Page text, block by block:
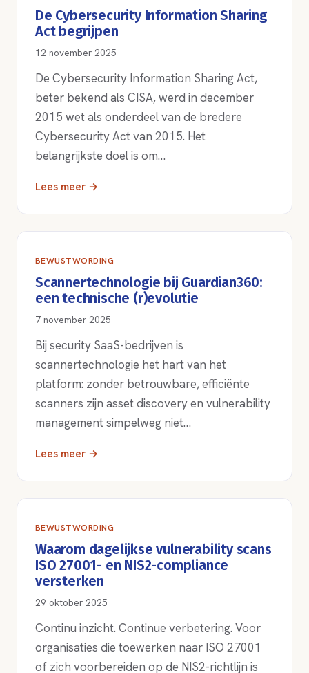
De Cybersecurity Information Sharing
Act begrijpen
12 november 2025
De Cybersecurity Information Sharing Act,
beter bekend als CISA, werd in december
2015 wet als onderdeel van de bredere
Cybersecurity Act van 2015. Het
belangrijkste doel is om…
Lees meer →
BEWUSTWORDING
Scannertechnologie bij Guardian360:
een technische (r)evolutie
7 november 2025
Bij security SaaS-bedrijven is
scannertechnologie het hart van het
platform: zonder betrouwbare, efficiënte
scanners zijn asset discovery en vulnerability
management simpelweg niet…
Lees meer →
BEWUSTWORDING
Waarom dagelijkse vulnerability scans
ISO 27001- en NIS2-compliance
versterken
29 oktober 2025
Continu inzicht. Continue verbetering. Voor
organisaties die toewerken naar ISO 27001
of zich voorbereiden op de NIS2-richtlijn is